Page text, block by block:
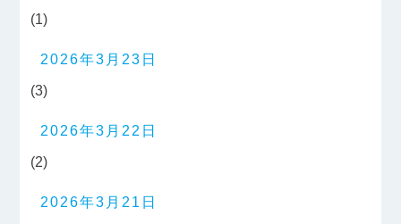
(1)
2026年3月23日
(3)
2026年3月22日
(2)
2026年3月21日